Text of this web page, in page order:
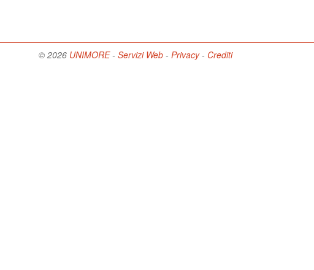
© 2026 UNIMORE- Servizi Web - Privacy- Crediti